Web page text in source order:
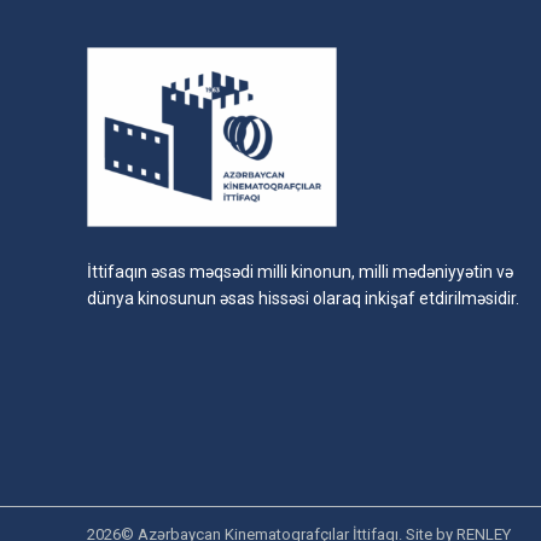
İttifaqın əsas məqsədi milli kinonun, milli mədəniyyətin və
dünya kinosunun əsas hissəsi olaraq inkişaf etdirilməsidir.
2026© Azərbaycan Kinematoqrafçılar İttifaqı. Site by RENLEY